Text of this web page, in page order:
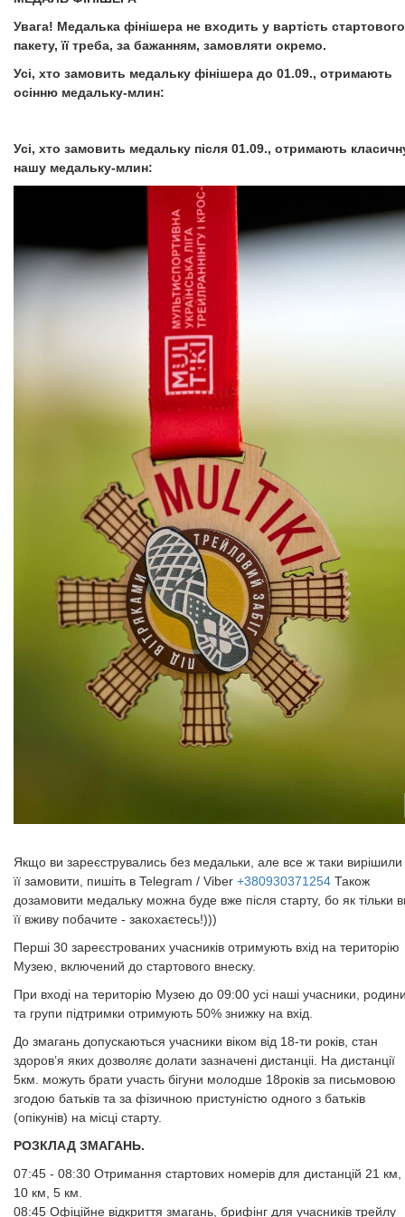
Увага! Медалька фінішера не входить у вартість стартового
пакету, її треба, за бажанням, замовляти окремо.
Усі, хто замовить медальку фінішера до 01.09., отримають
осінню медальку-млин:
Усі, хто замовить медальку після 01.09., отримають
нашу медальку-млин:
Якщо ви зареєструвались без медальки, але все ж таки вирішили
її замовити, пишіть в Telegram / Viber +380930371254 Також
дозамовити медальку можна буде вже після старту, бо як тільки
її вживу побачите - закохаєтесь!)))​​​​​​​
Перші 30 зареєстрованих учасників отримують вхід на територію
Музею, включений до стартового внеску.
При вході на територію Музею до 09:00 усі наші учасники,
та групи підтримки отримують 50% знижку на вхід.
До змагань допускаються учасники віком від 18-ти років, стан
здоров’я яких дозволяє долати зазначені дистанціі. На дистанції
5км. можуть брати участь бігуни молодше 18років за письмовою
згодою батьків та за фізичною пристуністю одного з батьків
(опікунів) на місці старту.
РОЗКЛАД ЗМАГАНЬ.
07:45 - 08:30 Отримання стартових номерів для дистанцій 21 км,
10 км, 5 км.
08:45 Офіційне відкриття змагань, брифінг для учасників трейлу